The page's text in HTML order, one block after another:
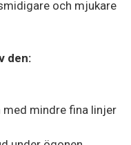
och mjukare
den:
med mindre fina linjer